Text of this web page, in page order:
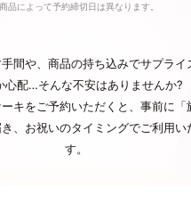
品によって予約締切日は異なります。
間や、商品の持ち込みでサプライ
心配…そんな不安はありませんか?
キをご予約いただくと、事前に「
、お祝いのタイミングでご利用い
す。